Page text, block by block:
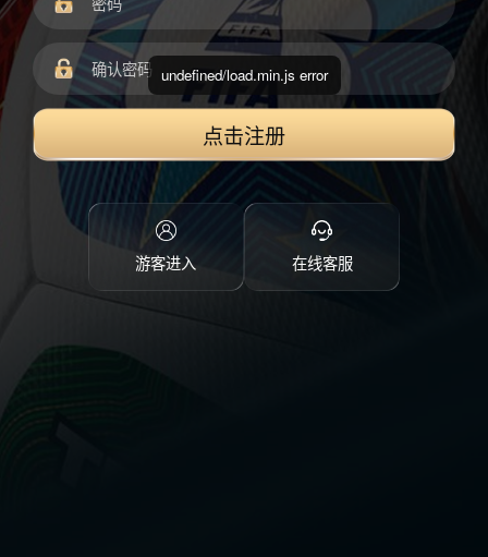
点击注册
游客进入 在线客服
undefined/load.min.js error